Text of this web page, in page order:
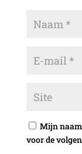
Mijn
voor de